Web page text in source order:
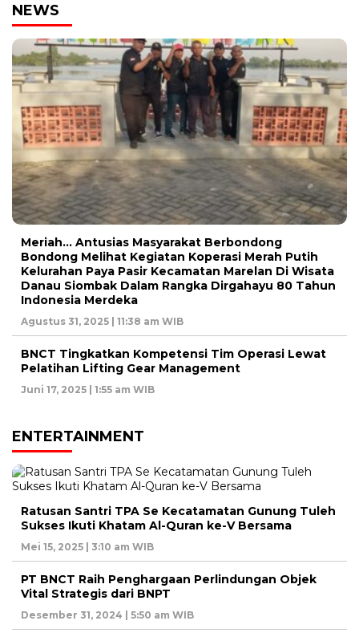
NEWS
Meriah… Antusias Masyarakat Berbondong
Bondong Melihat Kegiatan Koperasi Merah Putih
Kelurahan Paya Pasir Kecamatan Marelan Di Wisata
Danau Siombak Dalam Rangka Dirgahayu 80 Tahun
Indonesia Merdeka
Agustus 31, 2025 | 11:38 am WIB
BNCT Tingkatkan Kompetensi Tim Operasi Lewat
Pelatihan Lifting Gear Management
Juni 17, 2025 | 1:55 am WIB
ENTERTAINMENT
Ratusan Santri TPA Se Kecatamatan Gunung Tuleh
Sukses Ikuti Khatam Al-Quran ke-V Bersama
Mei 15, 2025 | 3:10 am WIB
PT BNCT Raih Penghargaan Perlindungan Objek
Vital Strategis dari BNPT
Desember 31, 2024 | 5:50 am WIB